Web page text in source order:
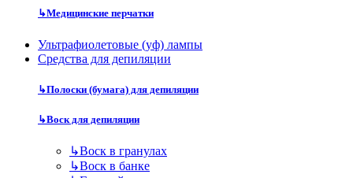
↳Медицинские перчатки
Ультрафиолетовые (уф) лампы
Средства для депиляции
↳Полоски (бумага) для депиляции
↳Воск для депиляции
↳Воск в гранулах
↳Воск в банке